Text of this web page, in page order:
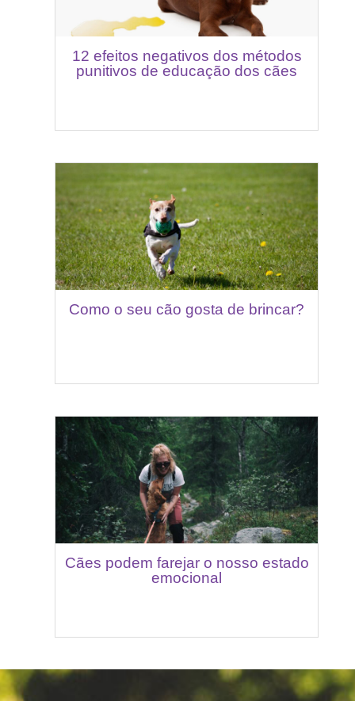
12 efeitos negativos dos métodos
punitivos de educação dos cães
Como o seu cão gosta de brincar?
Cães podem farejar o nosso estado
emocional